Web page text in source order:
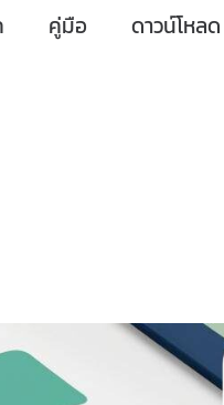
คู่มือ ดาวน์โหลด